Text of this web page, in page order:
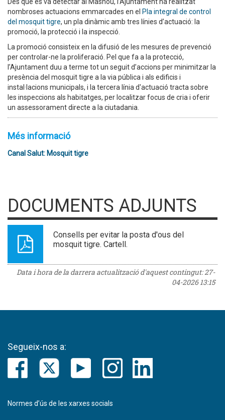
nombroses actuacions emmarcades en el Pla integral de control
del mosquit tigre, un pla dinàmic amb tres línies d’actuació: la
promoció, la protecció i la inspecció.
La promoció consisteix en la difusió de les mesures de prevenció
per controlar-ne la proliferació. Pel que fa a la protecció,
l’Ajuntament duu a terme tot un seguit d’accions per minimitzar la
presència del mosquit tigre a la via pública i als edificis i
instal·lacions municipals, i la tercera línia d'actuació tracta sobre
les inspeccions als habitatges, per localitzar focus de cria i oferir
un assessorament directe a la ciutadania.
Més informació
Canal Salut: Mosquit tigre
DOCUMENTS ADJUNTS
Consells per evitar la posta d'ous del
mosquit tigre. Cartell.
Data i hora de la darrera actualització d'aquest contingut:27-
04-2026 13:15
Segueix-nos a:
Normes d’ús de les xarxes socials